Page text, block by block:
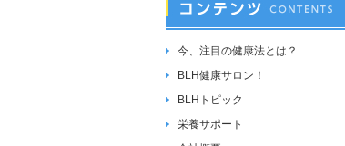
今、注目の健康法とは？
BLH健康サロン！
BLHトピック
栄養サポート